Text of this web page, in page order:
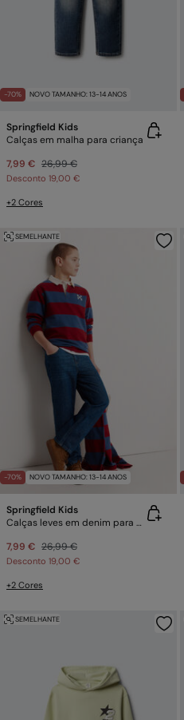
-70% NOVO TAMANHO: 13-14 ANOS
Springfield Kids
Calças em malha para criança
7,99 € 26,99 €
Desconto 19,00 €
+2 Cores
-70% NOVO TAMANHO: 13-14 ANOS
SEMELHANTE
Springfield Kids
Calças leves em denim para criança
7,99 € 26,99 €
Desconto 19,00 €
+2 Cores
SEMELHANTE